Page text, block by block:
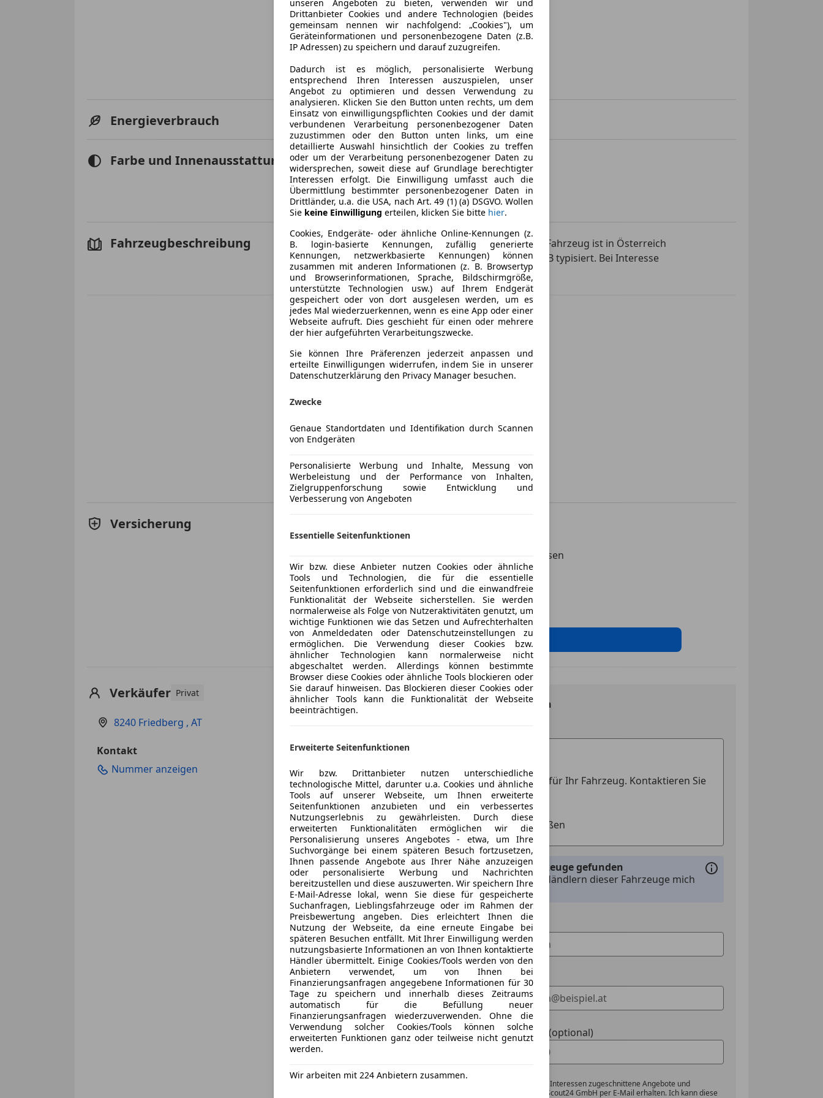
Energieverbrauch Kraftstoff Benzin
Farbe und Innenausstattung Außenfarbe
Grün
Lackierung
Andere
Farbe der Innenausstattung
Grün
Fahrzeugbeschreibung
Pinzgauer aus Schweitzer Armee im tollen Zustand. Fahrzeug ist in Österreich
zugelassen für 9 Personen, und Führerscheinklasse B typisiert. Bei Interesse
einfach melden.
Versicherung
Versicherungsschutz an Ihre Bedürfnisse anpassen
Freischaden-Gutschein ab Stufe 0
Auto einfach online versichern & Rabatt holen
Jetzt berechnen
Verkäufer Privat
8240 Friedberg , AT
Kontakt
Nummer anzeigen
Anbieter kontaktieren
3 ähnliche Fahrzeuge gefunden
Ich erlaube den Händlern dieser Fahrzeuge mich
zu kontaktieren.
Dein Name
Deine E-Mail
Deine Telefonnummer (optional)
Ich möchte auf meine Interessen zugeschnittene Angebote und
Neuigkeiten der AutoScout24 GmbH per E-Mail erhalten. Ich kann diese
unseren Angeboten zu bieten, verwenden wir und
Drittanbieter Cookies und andere Technologien (beides
gemeinsam nennen wir nachfolgend: „Cookies"), um
Geräteinformationen und personenbezogene Daten (z.B.
IP Adressen) zu speichern und darauf zuzugreifen.
Dadurch ist es möglich, personalisierte Werbung
entsprechend Ihren Interessen auszuspielen, unser
Angebot zu optimieren und dessen Verwendung zu
analysieren. Klicken Sie den Button unten rechts, um dem
Einsatz von einwilligungspflichten Cookies und der damit
verbundenen Verarbeitung personenbezogener Daten
zuzustimmen oder den Button unten links, um eine
detaillierte Auswahl hinsichtlich der Cookies zu treffen
oder um der Verarbeitung personenbezogener Daten zu
widersprechen, soweit diese auf Grundlage berechtigter
Interessen erfolgt. Die Einwilligung umfasst auch die
Übermittlung bestimmter personenbezogener Daten in
Drittländer, u.a. die USA, nach Art. 49 (1) (a) DSGVO. Wollen
Sie keine Einwilligung erteilen, klicken Sie bitte hier.
Cookies, Endgeräte- oder ähnliche Online-Kennungen (z.
B. login-basierte Kennungen, zufällig generierte
Kennungen, netzwerkbasierte Kennungen) können
zusammen mit anderen Informationen (z. B. Browsertyp
und Browserinformationen, Sprache, Bildschirmgröße,
unterstützte Technologien usw.) auf Ihrem Endgerät
gespeichert oder von dort ausgelesen werden, um es
jedes Mal wiederzuerkennen, wenn es eine App oder einer
Webseite aufruft. Dies geschieht für einen oder mehrere
der hier aufgeführten Verarbeitungszwecke.
Sie können Ihre Präferenzen jederzeit anpassen und
erteilte Einwilligungen widerrufen, indem Sie in unserer
Datenschutzerklärung den Privacy Manager besuchen.
Zwecke
Genaue Standortdaten und Identifikation durch Scannen
von Endgeräten
Personalisierte Werbung und Inhalte, Messung von
Werbeleistung und der Performance von Inhalten,
Zielgruppenforschung sowie Entwicklung und
Verbesserung von Angeboten
Essentielle Seitenfunktionen
Wir bzw. diese Anbieter nutzen Cookies oder ähnliche
Tools und Technologien, die für die essentielle
Seitenfunktionen erforderlich sind und die einwandfreie
Funktionalität der Webseite sicherstellen. Sie werden
normalerweise als Folge von Nutzeraktivitäten genutzt, um
wichtige Funktionen wie das Setzen und Aufrechterhalten
von Anmeldedaten oder Datenschutzeinstellungen zu
ermöglichen. Die Verwendung dieser Cookies bzw.
ähnlicher Technologien kann normalerweise nicht
abgeschaltet werden. Allerdings können bestimmte
Browser diese Cookies oder ähnliche Tools blockieren oder
Sie darauf hinweisen. Das Blockieren dieser Cookies oder
ähnlicher Tools kann die Funktionalität der Webseite
beeinträchtigen.
Erweiterte Seitenfunktionen
Wir bzw. Drittanbieter nutzen unterschiedliche
technologische Mittel, darunter u.a. Cookies und ähnliche
Tools auf unserer Webseite, um Ihnen erweiterte
Seitenfunktionen anzubieten und ein verbessertes
Nutzungserlebnis zu gewährleisten. Durch diese
erweiterten Funktionalitäten ermöglichen wir die
Personalisierung unseres Angebotes - etwa, um Ihre
Suchvorgänge bei einem späteren Besuch fortzusetzen,
Ihnen passende Angebote aus Ihrer Nähe anzuzeigen
oder personalisierte Werbung und Nachrichten
bereitzustellen und diese auszuwerten. Wir speichern Ihre
E-Mail-Adresse lokal, wenn Sie diese für gespeicherte
Suchanfragen, Lieblingsfahrzeuge oder im Rahmen der
Preisbewertung angeben. Dies erleichtert Ihnen die
Nutzung der Webseite, da eine erneute Eingabe bei
späteren Besuchen entfällt. Mit Ihrer Einwilligung werden
nutzungsbasierte Informationen an von Ihnen kontaktierte
Händler übermittelt. Einige Cookies/Tools werden von den
Anbietern verwendet, um von Ihnen bei
Finanzierungsanfragen angegebene Informationen für 30
Tage zu speichern und innerhalb dieses Zeitraums
automatisch für die Befüllung neuer
Finanzierungsanfragen wiederzuverwenden. Ohne die
Verwendung solcher Cookies/Tools können solche
erweiterten Funktionen ganz oder teilweise nicht genutzt
werden.
Wir arbeiten mit 224 Anbietern zusammen.